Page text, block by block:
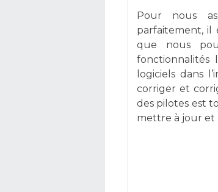
Pour nous
parfaitement, il
que nous
fonctionnalités
logiciels dans
corriger et
des pilotes est
mettre à jour et